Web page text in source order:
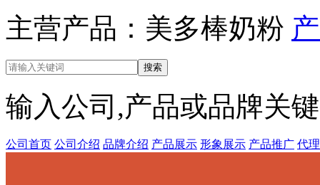
主营产品：美多棒奶粉
输入公司,产品或品牌关
公司首页 公司介绍 品牌介绍 产品展示 形象展示 产品推广 代